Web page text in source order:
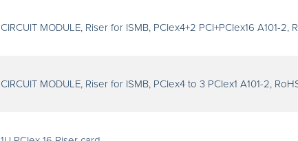
CIRCUIT MODULE, Riser for ISMB, PCIex4+2 PCI+PCIex16 A101-2,
CIRCUIT MODULE, Riser for ISMB, PCIex4 to 3 PCIex1 A101-2,